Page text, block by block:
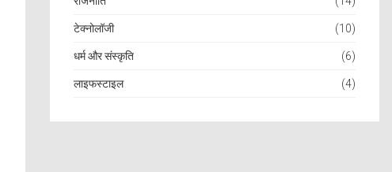
टेक्नोलॉजी (10)
धर्म और संस्कृति (6)
लाइफस्टाइल (4)